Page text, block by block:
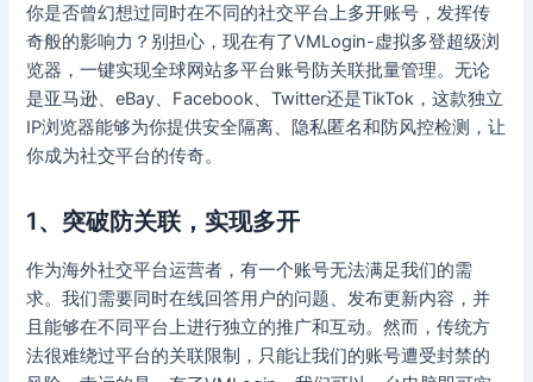
你是否曾幻想过同时在不同的社交平台上多开账号，发挥传
奇般的影响力？别担心，现在有了VMLogin-虚拟多登超级浏
览器，一键实现全球网站多平台账号防关联批量管理。无论
是亚马逊、eBay、Facebook、Twitter还是TikTok，这款独立
IP浏览器能够为你提供安全隔离、隐私匿名和防风控检测，让
你成为社交平台的传奇。
1、突破防关联，实现多开
作为海外社交平台运营者，有一个账号无法满足我们的需
求。我们需要同时在线回答用户的问题、发布更新内容，并
且能够在不同平台上进行独立的推广和互动。然而，传统方
法很难绕过平台的关联限制，只能让我们的账号遭受封禁的